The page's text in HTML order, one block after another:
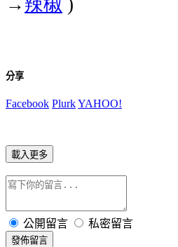
分享
Facebook PlurkYAHOO!
載入更多
公開留言 私密留言
發佈留言